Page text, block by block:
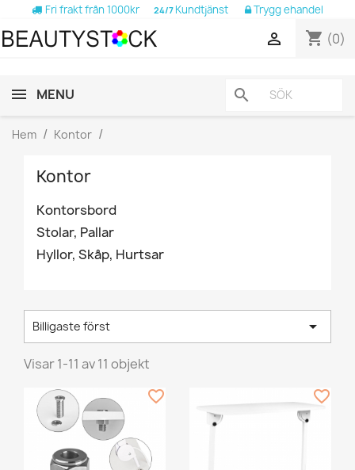
Fri frakt från 1000kr 24/7 Kundtjänst Trygg ehandel
shopping_cart (0)

MENU search
Hem Kontor
Kontor
Kontorsbord
Stolar, Pallar
Hyllor, Skåp, Hurtsar
Billigaste först 
Visar 1-11 av 11 objekt
favorite_border favorite_border